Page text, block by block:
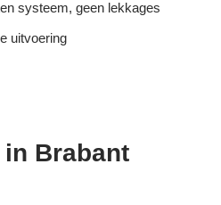
systeem, geen lekkages
uitvoering
Brabant